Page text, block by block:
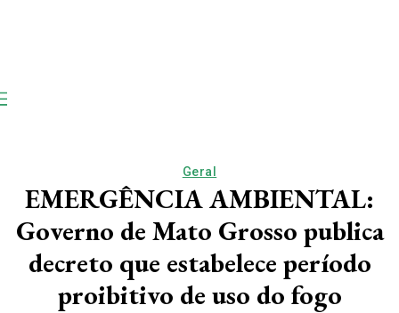
Geral
EMERGÊNCIA AMBIENTAL:
Governo de Mato Grosso publica
decreto que estabelece período
proibitivo de uso do fogo